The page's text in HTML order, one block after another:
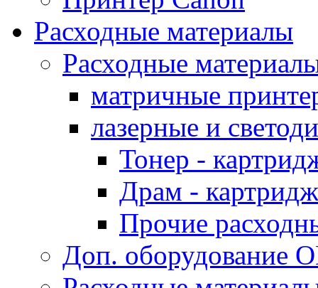
Расходные материалы
Расходные
матричные
лазерные и
Тонер -
Драм -
Прочие
Доп. оборудование